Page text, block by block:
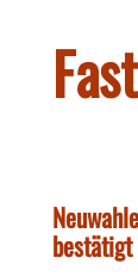
bestätigt